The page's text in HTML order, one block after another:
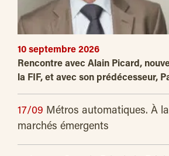
10 septembre 2026
Rencontre avec Alain Picard,
la FIF, et avec son prédécesseur,
17/09 Métros automatiques. À
marchés émergents